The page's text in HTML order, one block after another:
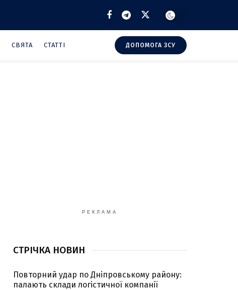
СВЯТА СТАТТІ ДОПОМОГА ЗСУ
РЕКЛАМА
СТРІЧКА НОВИН
Повторний удар по Дніпровському району:
палають склади логістичної компанії